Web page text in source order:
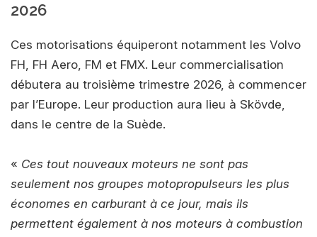
2026
Ces motorisations équiperont notamment les Volvo
FH, FH Aero, FM et FMX. Leur commercialisation
débutera au troisième trimestre 2026, à commencer
par l’Europe. Leur production aura lieu à Skövde,
dans le centre de la Suède.
« Ces tout nouveaux moteurs ne sont pas
seulement nos groupes motopropulseurs les plus
économes en carburant à ce jour, mais ils
permettent également à nos moteurs à combustion